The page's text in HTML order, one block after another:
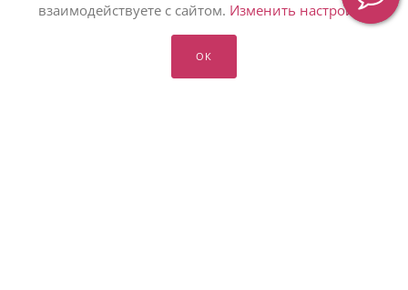
О НАС 👩‍👩‍👧‍👧
взаимодействуете с сайтом. Изменить настройки
ОК